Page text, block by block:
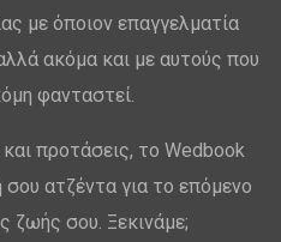
με όποιον επαγγελματία
ακόμα και με αυτούς που
φανταστεί.
προτάσεις, το Wedbook
σου ατζέντα για το επόμενο
ζωής σου. Ξεκινάμε;